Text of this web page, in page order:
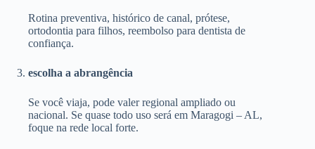
Rotina preventiva, histórico de canal, prótese,
ortodontia para filhos, reembolso para dentista de
confiança.
escolha a abrangência
Se você viaja, pode valer regional ampliado ou
nacional. Se quase todo uso será em Maragogi – AL,
foque na rede local forte.